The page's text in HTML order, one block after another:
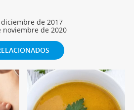
de 2017
noviembre de 2020